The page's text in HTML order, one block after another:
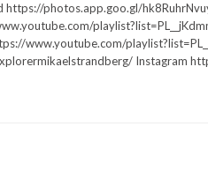
https://photos.app.goo.gl/
www.youtube.com/
Instagram